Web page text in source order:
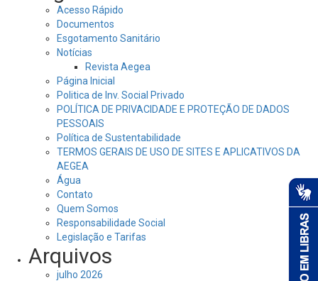
Acesso Rápido
Documentos
Esgotamento Sanitário
Notícias
Revista Aegea
Página Inicial
Politica de Inv. Social Privado
POLÍTICA DE PRIVACIDADE E PROTEÇÃO DE DADOS
PESSOAIS
Política de Sustentabilidade
TERMOS GERAIS DE USO DE SITES E APLICATIVOS DA
AEGEA
Água
Contato
Quem Somos
Responsabilidade Social
Legislação e Tarifas
Arquivos
julho 2026